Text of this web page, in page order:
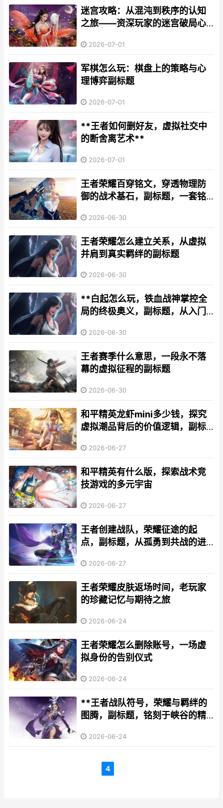
迷宫攻略：从混沌到秩序的认知
之旅——资深玩家的迷宫破局心
2026-07-01
军棋怎么玩：棋盘上的策略与心
理博弈副标题
2026-07-01
**王者如何删好友，虚拟社交中
的断舍离艺术**
2026-07-01
王者荣耀百穿铭文，穿透物理防
御的战术基石，副标题，一套铭
2026-06-30
王者荣耀怎么建立关系，从虚拟
并肩到真实羁绊的副标题
2026-06-30
**白起怎么玩，铁血战神掌控全
局的终极奥义，副标题，从入门
2026-06-30
王者赛季什么意思，一段永不落
幕的虚拟征程的副标题
2026-06-30
和平精英龙虾mini多少钱，探究
虚拟潮品背后的价值逻辑，副标
格之旅
2026-06-27
和平精英有什么版，探索战术竞
技游戏的多元宇宙
2026-06-27
王者创建战队，荣耀征途的起
点，副标题，从孤勇到共战的进
2026-06-27
王者荣耀皮肤返场时间，老玩家
的珍藏记忆与期待之旅
2026-06-24
王者荣耀怎么删除账号，一场虚
拟身份的告别仪式
2026-06-24
**王者战队符号，荣耀与羁绊的
图腾，副标题，铭刻于峡谷的精
2026-06-24
4